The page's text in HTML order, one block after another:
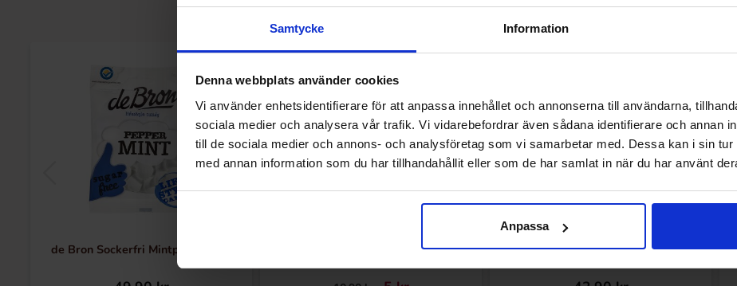
Samtycke Information
Denna webbplats använder cookies
Vi använder enhetsidentifierare för att anpassa innehållet och annonserna till användarna,
sociala medier och analysera vår trafik. Vi vidarebefordrar även sådana identifierare och annan
till de sociala medier och annons- och analysföretag som vi samarbetar med. Dessa kan i sin
med annan information som du har tillhandahållit eller som de har samlat in när du har använt
Anpassa
de Bron Sockerfri Mintpastill 80g Hot Tamales Fierce Cinnamon 22g IceBreakers DUO Watermelon Mints 36g